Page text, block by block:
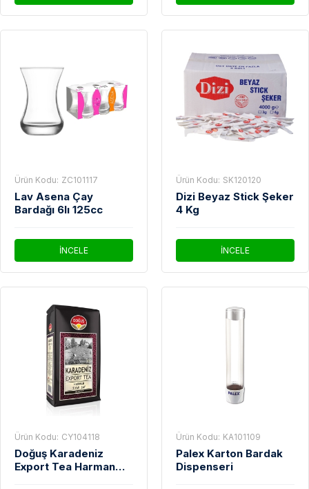
Ürün Kodu: ZC101117
Lav Asena Çay
Bardağı 6lı 125cc
İNCELE
Ürün Kodu: SK120120
Dizi Beyaz Stick Şeker
4 Kg
İNCELE
Ürün Kodu: CY104118
Doğuş Karadeniz
Export Tea Harman
Ürün Kodu: KA101109
Palex Karton Bardak
Dispenseri